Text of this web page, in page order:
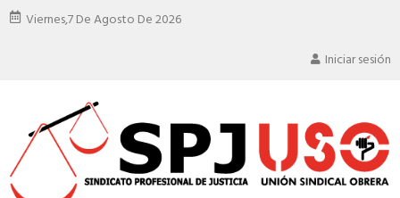
Viernes,7 De Agosto De 2026
Iniciar sesión